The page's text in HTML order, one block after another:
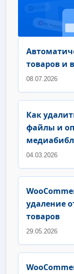
товаров и
08.07.2026
Как
файлы и
04.03.2026
удаление
товаров
29.05.2026